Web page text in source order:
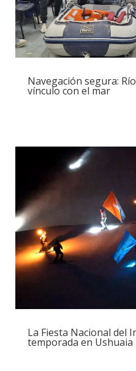
Navegación segura:
vínculo con el mar
La Fiesta Nacional del
temporada en Ushuaia